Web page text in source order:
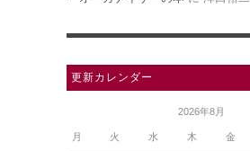
更新カレンダー
2026年8月
月 火 水 木 金